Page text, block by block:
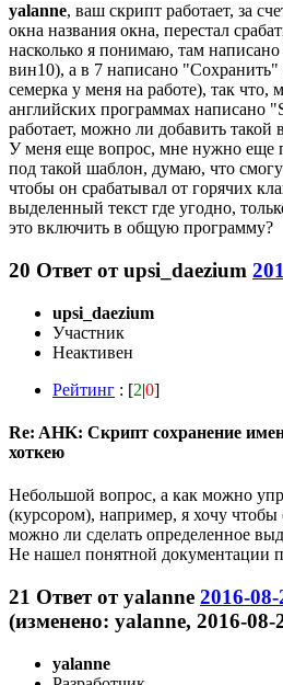
yalanne, ваш скрипт работает, за
окна названия окна, перестал
насколько я понимаю, там
вин10), а в 7 написано
семерка у меня на работе), так что,
английских программах написано
работает, можно ли добавить такой
У меня еще вопрос, мне нужно еще
под такой шаблон, думаю, что
чтобы он срабатывал от горячих
выделенный текст где угодно,
это включить в общую программу?
20 Ответ отupsi_daezium
upsi_daezium
Участник
Неактивен
Рейтинг : [2|0]
Re: AHK: Скрипт сохранение
хоткею
Небольшой вопрос, а как можно
(курсором), например, я хочу чтобы
можно ли сделать определенное
Не нашел понятной документации
21 Ответ отyalanne 2016-08-
(изменено: yalanne, 2016-08-
yalanne